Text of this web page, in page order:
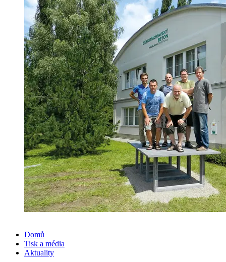
Domů
Tisk a média
Aktuality